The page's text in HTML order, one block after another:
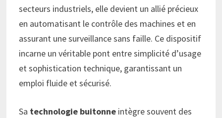
secteurs industriels, elle devient un allié précieux
en automatisant le contrôle des machines et en
assurant une surveillance sans faille. Ce dispositif
incarne un véritable pont entre simplicité d’usage
et sophistication technique, garantissant un
emploi fluide et sécurisé.
Sa technologie buitonne intègre souvent des